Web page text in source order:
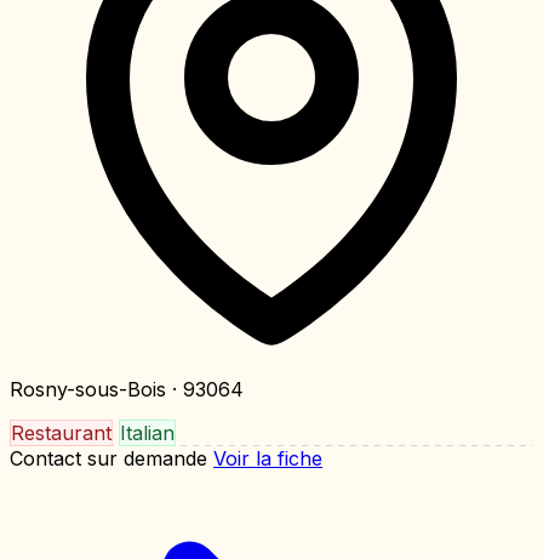
Rosny-sous-Bois · 93064
Restaurant Italian
Contact sur demande Voir la fiche